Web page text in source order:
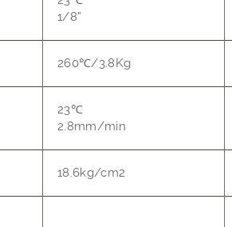
1/8”
260℃/3.8Kg
23℃
2.8mm/min
18.6kg/cm2